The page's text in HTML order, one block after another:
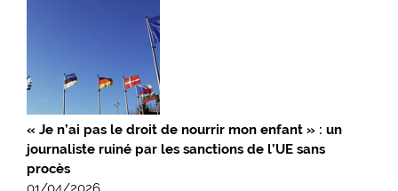
« Je n’ai pas le droit de nourrir mon enfant » : un
journaliste ruiné par les sanctions de l’UE sans
procès